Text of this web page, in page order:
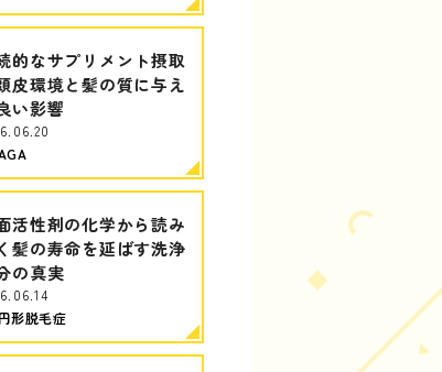
的なサプリメント摂取
皮環境と髪の質に与え
い影響
活性剤の化学から読み
髪の寿命を延ばす洗浄
の真実
円形脱毛症